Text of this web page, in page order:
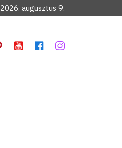
2026. augusztus 9.